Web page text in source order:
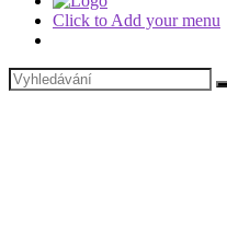
Click to Add your menu